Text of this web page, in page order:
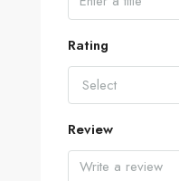
Rating
Select
Review